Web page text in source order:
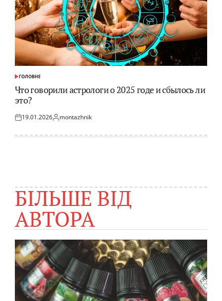
ОПУБЛІКУВАТИ
У
ГОЛОВНЕ
Что говорили астрологи о 2025 годе и сбылось ли
это?
Оприлюднено
19.01.2026Опубліковано
montazhnik
БІЛЬШЕ ВІД
АВТОРА